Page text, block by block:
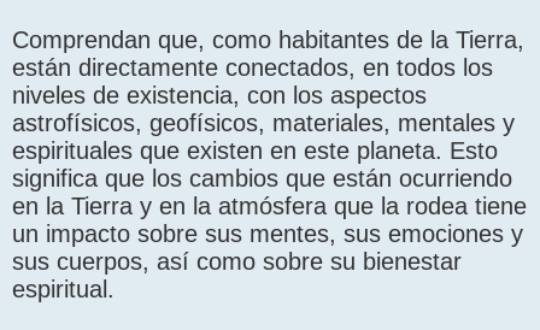
Comprendan que, como habitantes de la Tierra,
están directamente conectados, en todos los
niveles de existencia, con los aspectos
astrofísicos, geofísicos, materiales, mentales y
espirituales que existen en este planeta. Esto
significa que los cambios que están ocurriendo
en la Tierra y en la atmósfera que la rodea tiene
un impacto sobre sus mentes, sus emociones y
sus cuerpos, así como sobre su bienestar
espiritual.